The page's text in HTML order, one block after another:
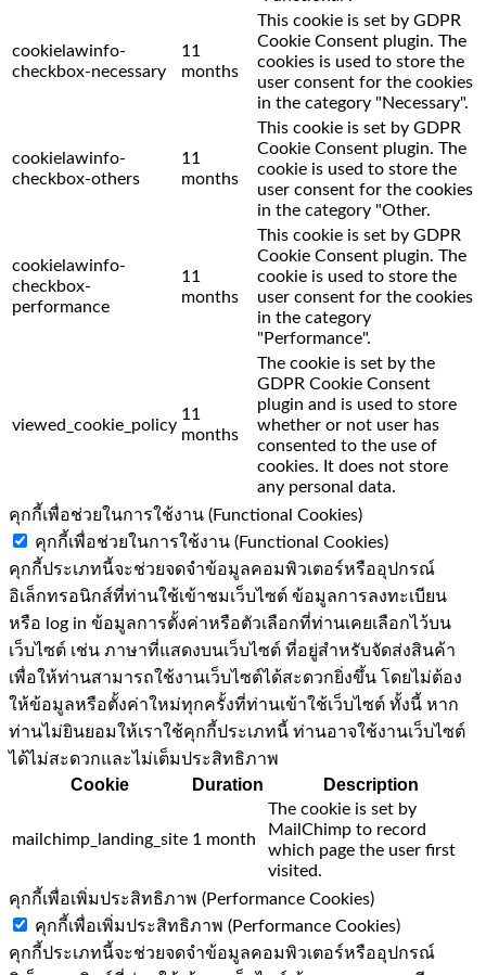
cookielawinfo-
checkbox-necessary
11
months
This cookie is set by GDPR
Cookie Consent plugin. The
cookies is used to store the
user consent for the cookies
in the category "Necessary".
cookielawinfo-
checkbox-others
11
months
This cookie is set by GDPR
Cookie Consent plugin. The
cookie is used to store the
user consent for the cookies
in the category "Other.
cookielawinfo-
checkbox-
performance
11
months
This cookie is set by GDPR
Cookie Consent plugin. The
cookie is used to store the
user consent for the cookies
in the category
"Performance".
viewed_cookie_policy
11
months
The cookie is set by the
GDPR Cookie Consent
plugin and is used to store
whether or not user has
consented to the use of
cookies. It does not store
any personal data.
คุกกี้เพื่อช่วยในการใช้งาน (Functional Cookies)
คุกกี้เพื่อช่วยในการใช้งาน (Functional Cookies)
คุกกี้ประเภทนี้จะช่วยจดจำข้อมูลคอมพิวเตอร์หรืออุปกรณ์
อิเล็กทรอนิกส์ที่ท่านใช้เข้าชมเว็บไซต์ ข้อมูลการลงทะเบียน
หรือ log in ข้อมูลการตั้งค่าหรือตัวเลือกที่ท่านเคยเลือกไว้บน
เว็บไซต์ เช่น ภาษาที่แสดงบนเว็บไซต์ ที่อยู่สำหรับจัดส่งสินค้า
เพื่อให้ท่านสามารถใช้งานเว็บไซต์ได้สะดวกยิ่งขึ้น โดยไม่ต้อง
ให้ข้อมูลหรือตั้งค่าใหม่ทุกครั้งที่ท่านเข้าใช้เว็บไซต์ ทั้งนี้ หาก
ท่านไม่ยินยอมให้เราใช้คุกกี้ประเภทนี้ ท่านอาจใช้งานเว็บไซต์
ได้ไม่สะดวกและไม่เต็มประสิทธิภาพ
Cookie Duration Description
mailchimp_landing_site 1 month
The cookie is set by
MailChimp to record
which page the user first
visited.
คุกกี้เพื่อเพิ่มประสิทธิภาพ (Performance Cookies)
คุกกี้เพื่อเพิ่มประสิทธิภาพ (Performance Cookies)
คุกกี้ประเภทนี้จะช่วยจดจำข้อมูลคอมพิวเตอร์หรืออุปกรณ์